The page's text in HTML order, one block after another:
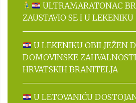
ULTRAMARATONAC
ZAUSTAVIO SE I U LEKENIKU
U LEKENIKU OBILJEŽEN
DOMOVINSKE
HRVATSKIH BRANITELJA
U LETOVANIĆU